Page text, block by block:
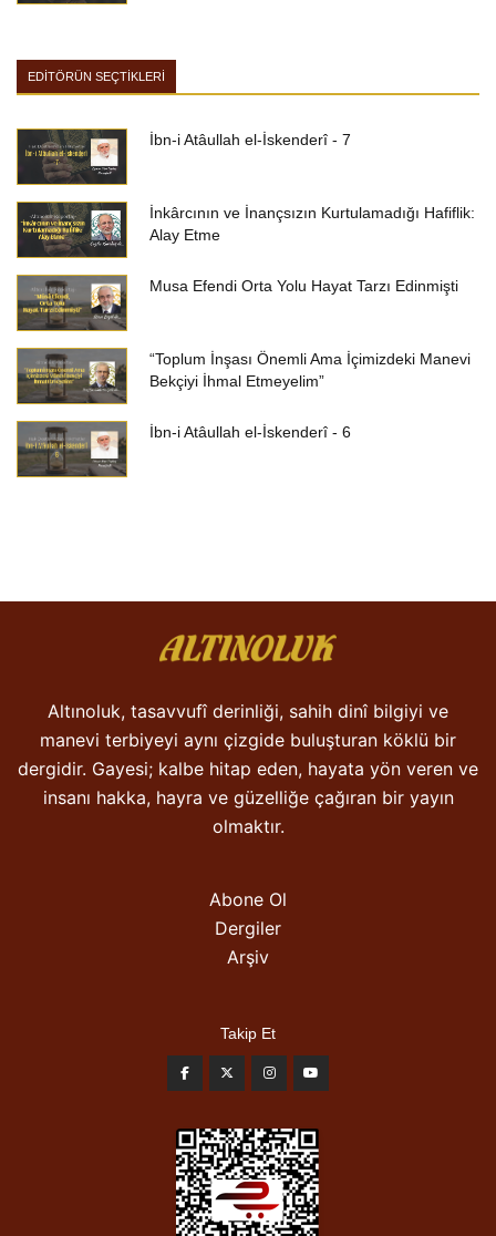
EDİTÖRÜN SEÇTİKLERİ
İbn-i Atâullah el-İskenderî - 7
İnkârcının ve İnançsızın Kurtulamadığı Hafiflik:
Alay Etme
Musa Efendi Orta Yolu Hayat Tarzı Edinmişti
“Toplum İnşası Önemli Ama İçimizdeki Manevi
Bekçiyi İhmal Etmeyelim”
İbn-i Atâullah el-İskenderî - 6
Altınoluk, tasavvufî derinliği, sahih dinî bilgiyi ve
manevi terbiyeyi aynı çizgide buluşturan köklü bir
dergidir. Gayesi; kalbe hitap eden, hayata yön veren ve
insanı hakka, hayra ve güzelliğe çağıran bir yayın
olmaktır.
Abone Ol
Dergiler
Arşiv
Takip Et